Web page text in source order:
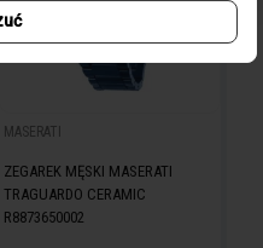
MASERATI
ZEGAREK MĘSKI MASERATI
TRAGUARDO CERAMIC
R8873650002